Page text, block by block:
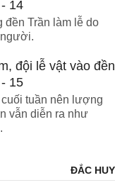
đền Trần làm lễ do
cuối tuần nên lượng
vẫn diễn ra như
ĐẮC HUY